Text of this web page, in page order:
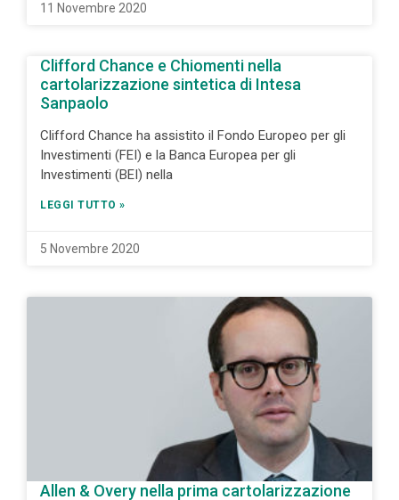
11 Novembre 2020
Clifford Chance e Chiomenti nella
cartolarizzazione sintetica di Intesa
Sanpaolo
Clifford Chance ha assistito il Fondo Europeo per gli
Investimenti (FEI) e la Banca Europea per gli
Investimenti (BEI) nella
LEGGI TUTTO »
5 Novembre 2020
Allen & Overy nella prima cartolarizzazione